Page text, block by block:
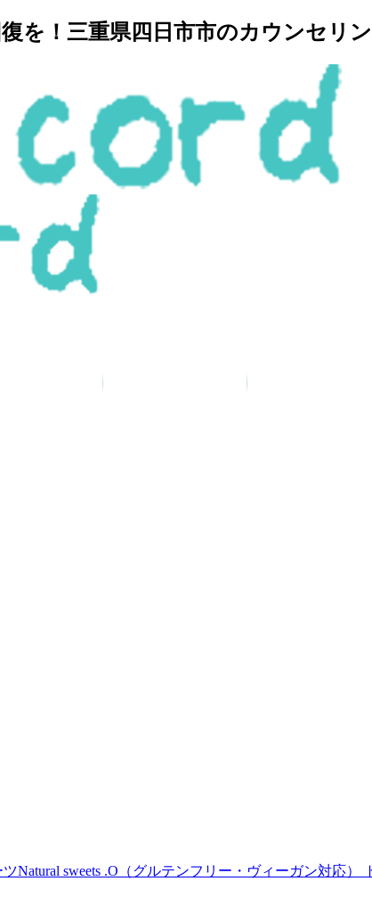
を！三重県四日市市のカウンセリ
Natural sweets .O（グルテンフリー・ヴィーガン対応）